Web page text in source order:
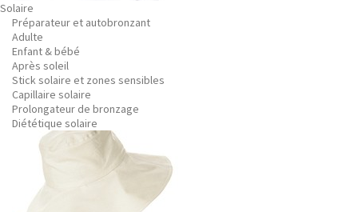
Solaire
Préparateur et autobronzant
Adulte
Enfant & bébé
Après soleil
Stick solaire et zones sensibles
Capillaire solaire
Prolongateur de bronzage
Diététique solaire